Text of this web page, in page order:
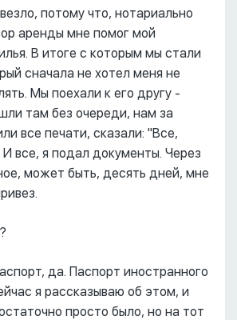
потому что, нотариально
аренды мне помог мой
В итоге с которым мы стали
сначала не хотел меня не
Мы поехали к его другу -
там без очереди, нам за
все печати, сказали: "Все,
все, я подал документы. Через
может быть, десять дней, мне
да. Паспорт иностранного
я рассказываю об этом, и
просто было, но на тот